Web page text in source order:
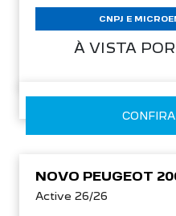
À VISTA
CNPJ E
NOVO PEUGEOT
Active 26/26